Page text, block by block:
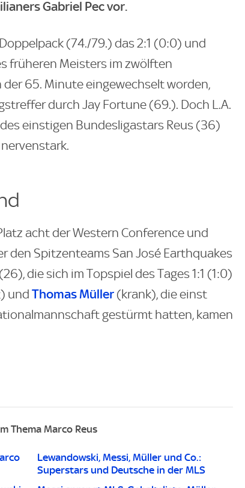
Gabriel Pec vor.
(74./79.) das 2:1 (0:0) und
früheren Meisters im zwölften
der 65. Minute eingewechselt worden,
durch Jay Fortune (69.). Doch L.A.
einstigen Bundesligastars Reus (36)
acht der Western Conference und
den Spitzenteams San José Earthquakes
die sich im Topspiel des Tages 1:1 (1:0)
und Thomas Müller (krank), die einst
gestürmt hatten, kamen
Thema Marco Reus
Lewandowski, Messi, Müller und Co.:
Superstars und Deutsche in der MLS